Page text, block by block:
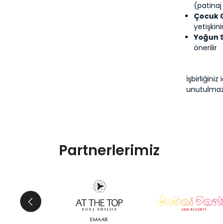
(patinaj
Çocuk
Yoğun
önerilir
İşbirliğiniz
Partnerlerimiz